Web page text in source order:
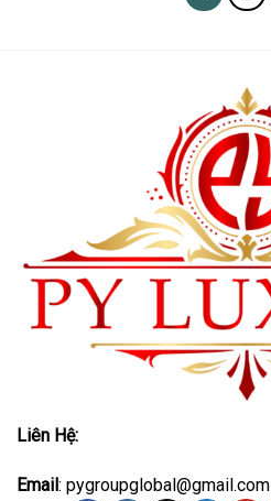
Liên Hệ:
Email : pygroupglobal@gmail.com